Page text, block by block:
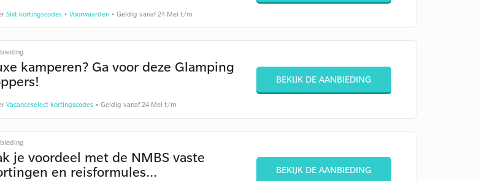
Sixt kortingscodes• Voorwaarden• Geldig vanaf 24 Mei t/m
kamperen? Ga voor deze Glamping
Vacanceselect kortingscodes• Geldig vanaf 24 Mei t/m
BEKIJK DE AANBIEDING
je voordeel met de NMBS vaste
en reisformules...
BEKIJK DE AANBIEDING